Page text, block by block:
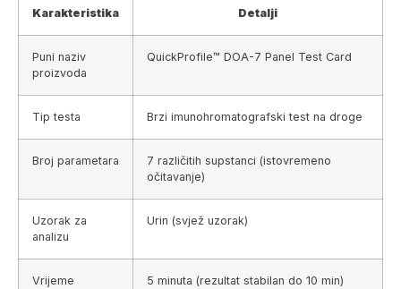
Karakteristika Detalji
Puni naziv
proizvoda
QuickProfile™ DOA-7 Panel Test Card
Tip testa Brzi imunohromatografski test na droge
Broj parametara
7 različitih supstanci (istovremeno
očitavanje)
Uzorak za
analizu
Urin (svjež uzorak)
Vrijeme
5 minuta (rezultat stabilan do 10 min)